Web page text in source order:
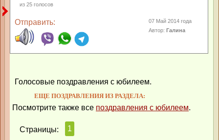
из 25 голосов
Отправить:
07 Май 2014 года
Автор:Галина
Голосовые поздравления с юбилеем.
ЕЩЕ ПОЗДРАВЛЕНИЯ ИЗ РАЗДЕЛА:
Посмотрите также все поздравления с юбилеем.
Страницы: 1